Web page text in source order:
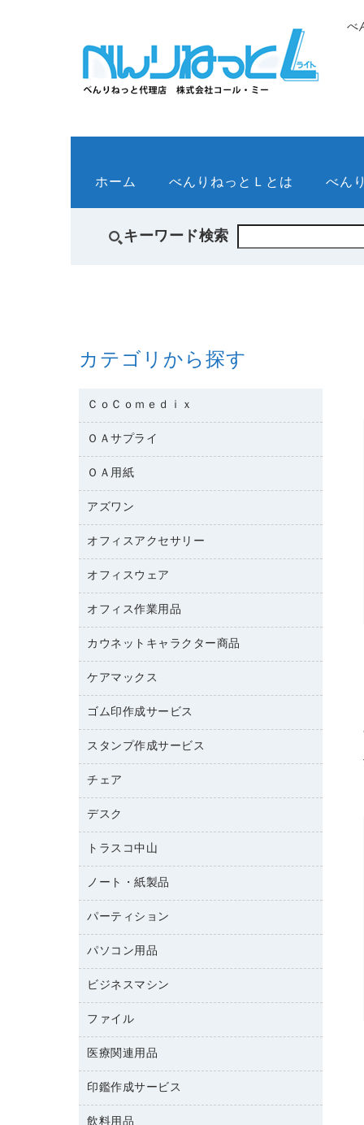
べ
ホーム べんりねっとＬとは べん
キーワード検索
カテゴリから探す
ＣｏＣｏｍｅｄｉｘ
医療・介護用品
ＯＡサプライ
インクカートリッジ
トナーカートリッジ
ファクシミリトナー
プリンタ用リボン
リサイクルトナー（プール方式）
リサイクルトナー（リターン方式）
ワープロリボン
ＯＡ用紙
インクジェットプリンタ用紙
その他コピー用紙・プリンタ用紙
ハガキ用紙
ファクシミリ用紙
ラベル用紙
ワープロ用紙
帳票用紙／フォーム用紙
アズワン
医療・介護用品（食品・飲料・食添製
品）
管理医療機器
研究・環境管理用品
オフィスアクセサリー
オフィスアクセサリー
オフィスウェア
アウター
アクセサリー・その他
ブラウス・シャツ
医療・介護・ワーキングウェア
オフィス作業用品
ペット用品
結束用品
工場用品
梱包用テープ
作業用雑貨
作業用手袋
倉庫収納用品
防災用品
養生用品
カウネットキャラクター商品
カウネットキャラクター商品
ケアマックス
医療・介護用品（食品・飲料・食添製
品）
管理医療機器
ゴム印作成サービス
ゴム印（フリーサイズ印）作成サービス
ゴム印作成サービス
スタンプ作成サービス
カウネットスタンプ作成サービス
チェア
オフィスチェア
ミーティングチェア
応接イス・ベンチ
デスク
カウンター
ミーティングテーブル
トラスコ中山
建築・作業用品
ノート・紙製品
ノート
ルーズリーフ
各種用紙
額縁
帳簿
典礼用品
伝票
パーティション
パーティション
パソコン用品
ＨＤＤ／ＳＳＤ
ＯＡエプロン
ＯＡクリーナー／エアダスター
ＯＡフィルター
ビジネスマシン
ＵＳＢメモリ
インクジェットプリンタ／複合機
コピー機
スキャナー
デジタルカメラ
ファイル
２穴リフィル・２穴インデックス
３０穴リフィル・３０穴インデックス
Ｚ式ファイル
医療関連用品
医療関連用品
介護用品
印鑑作成サービス
印鑑作成サービス
飲料用品